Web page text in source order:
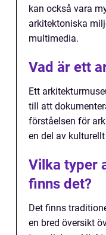
kan också vara
arkitektoniska
multimedia.
Vad är ett
Ett
till att
förståelsen för
en del av
Vilka typer
finns det?
Det finns
en bred översikt